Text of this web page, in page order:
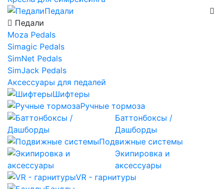
Педали
Педали
Moza Pedals
Simagic Pedals
SimNet Pedals
SimJack Pedals
Аксессуары для педалей
Шифтеры
Ручные тормоза
Баттонбоксы /
Дашборды
Подвижные системы
Экипировка и
аксессуары
VR - гарнитуры